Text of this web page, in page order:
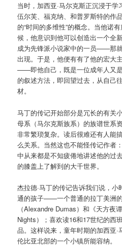
当时，加西亚·马尔克斯正沉浸于学
伍尔芙、福克纳、和普罗斯特的作
的“时间的多维性”的概念。当他诺
候，他意识到他可以创造出一个全
成为先锋派小说家中的一员——那
出现。于是，他便有有了他的宏大
——即他自己，既是一位成年人又
的叙述方法，即回望过去，从自己
材。
马丁的传记开始部分是冗长的有关
母系（马尔克斯族系）的族谱世系
非常繁琐复杂。读后很难还有人能
么关系。当然这也不能怪传记作者
中从来都是不知疲倦地讲述他的过
的膝盖上了解到的大千世界。
杰拉德·马丁的传记告诉我们说，小
通的孩子——一个普通的拉丁美洲
（Alexandre Dumas）和《天方夜
Nights）；喜欢读16和17世纪的西
品。这样说来，童年时期的加西亚
伦比亚北部的一个小镇所能容纳。